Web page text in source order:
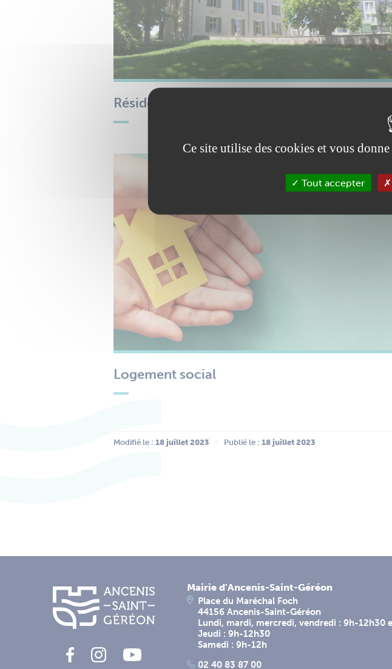
Résidence Autonomie La Davrays
Logement social
Modifié le : 18 juillet 2023 Publié le : 18 juillet 2023
Mairie d'Ancenis-Saint-Géréon
Place du Maréchal Foch
44156 Ancenis-Saint-Géréon
Lundi, mardi, mercredi, vendredi : 9h-12h30
Jeudi : 9h-12h30
Samedi : 9h-12h
02 40 83 87 00
Ce site utilise des cookies et vous
Tout accepter